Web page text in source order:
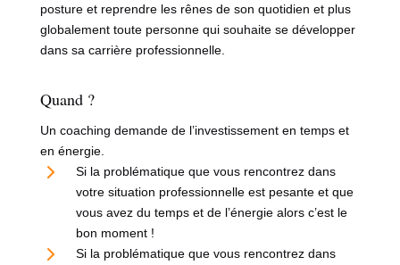
posture et reprendre les rênes de son quotidien et plus
globalement toute personne qui souhaite se développer
dans sa carrière professionnelle.
Quand ?
Un coaching demande de l’investissement en temps et
en énergie.
Si la problématique que vous rencontrez dans
votre situation professionnelle est pesante et que
vous avez du temps et de l’énergie alors c’est le
bon moment !
Si la problématique que vous rencontrez dans